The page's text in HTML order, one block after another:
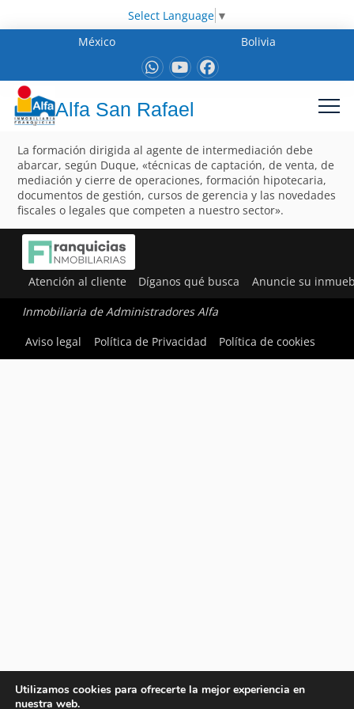
Select Language ▼
México
Bolivia
Alfa San Rafael
La formación dirigida al agente de intermediación debe
abarcar, según Duque, «técnicas de captación, de venta, de
mediación y cierre de operaciones, formación hipotecaria,
documentos de gestión, cursos de gerencia y las novedades
fiscales o legales que competen a nuestro sector».
Atención al cliente Díganos qué busca Anuncie su
Inmobiliaria de Administradores Alfa
Aviso legal
Política de Privacidad Política de cookies
Utilizamos cookies para ofrecerte la mejor experiencia en
nuestra web.